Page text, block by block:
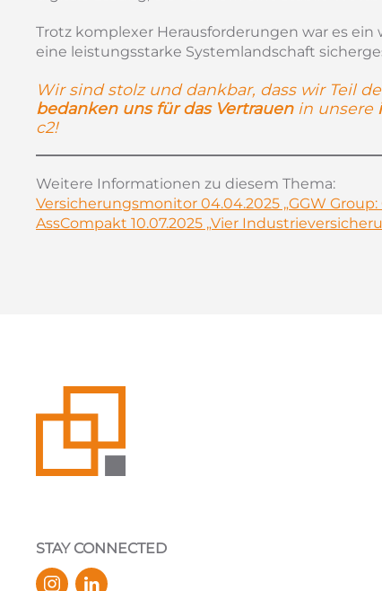
Trotz komplexer Herausforderungen war es
eine leistungsstarke Systemlandschaft
Wir sind stolz und dankbar, dass wir Teil
bedanken uns für das Vertrauenin unsere
c2!
Weitere Informationen zu diesem Thema:
Versicherungsmonitor 04.04.2025 „GGW Group:
AssCompakt 10.07.2025 „Vier
STAY CONNECTED